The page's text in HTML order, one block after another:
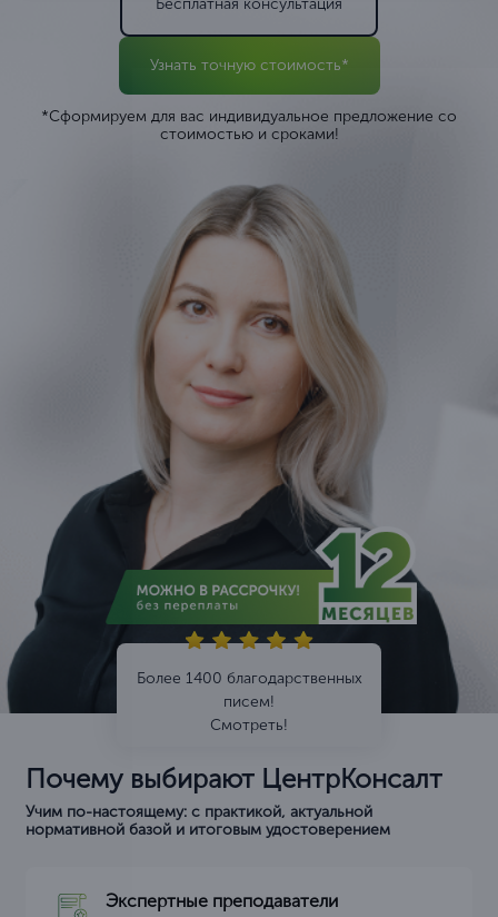
Узнать точную стоимость*
*Сформируем для вас индивидуальное предложение со
стоимостью и сроками!
Более 1400 благодарственных
писем!
Смотреть!
Почему выбирают ЦентрКонсалт
Учим по-настоящему: с практикой, актуальной
нормативной базой и итоговым удостоверением
Экспертные преподаватели